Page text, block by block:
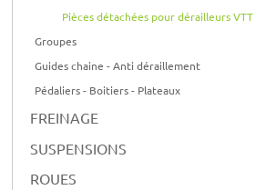
Pièces détachées pour dérailleurs VTT
Groupes
Guides chaine - Anti déraillement
Pédaliers - Boitiers - Plateaux
FREINAGE
SUSPENSIONS
ROUES